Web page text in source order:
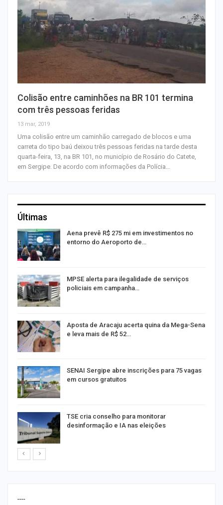
Colisão entre caminhões na BR 101 termina
com três pessoas feridas
13 mar, 2019
Uma colisão entre um caminhão carregado de blocos e uma
carreta do tipo baú deixou três pessoas feridas na tarde desta
quarta-feira, 13, na BR 101, no município de Rosário do Catete,
em Sergipe. De acordo com informações da Polícia…
Últimas
Aena prevê R$ 275 mi em investimentos no
entorno do Aeroporto de…
MPSE alerta para ilegalidade de serviços
policiais em campanha…
Aposta de Aracaju acerta quina da Mega-Sena
e leva mais de R$ 52…
SENAI Sergipe abre inscrições para 75 vagas
em cursos gratuitos
TSE cria conselho para monitorar
desinformação e IA nas eleições
----